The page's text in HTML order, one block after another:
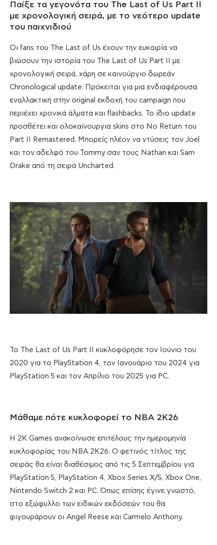
Παίξε τα γεγονότα του The Last of Us Part II
με χρονολογική σειρά, με το νεότερο update
του παιχνιδιού
Οι fans του The Last of Us έχουν την ευκαιρία να
βιώσουν την ιστορία του The Last of Us Part II με
χρονολογική σειρά, χάρη σε καινούργιο δωρεάν
Chronological update. Πρόκειται για μια ενδιαφέρουσα
εναλλακτική στην original εκδοχή του campaign που
περιέχει χρονικά άλματα και flashbacks. Το ίδιο update
προσθέτει και ολοκαίνουργια skins στο No Return του
Part II Remastered. Μπορείς πλέον να ντύσεις τον Joel
και τον αδελφό του Tommy σαν τους Nathan και Sam
Drake από τη σειρά Uncharted.
Το The Last of Us Part II κυκλοφόρησε τον Ιούνιο του
2020 για το PlayStation 4, τον Ιανουάριο του 2024 για
PlayStation 5 και τον Απρίλιο του 2025 για PC.
Μάθαμε πότε κυκλοφορεί το NBA 2K26
Η 2K Games ανακοίνωσε επιτέλους την ημερομηνία
κυκλοφορίας του NBA 2K26. Ο φετινός τίτλος της
σειράς θα είναι διαθέσιμος από τις 5 Σεπτεμβρίου για
PlayStation 5, PlayStation 4, Xbox Series X/S, Xbox One,
Nintendo Switch 2 και PC. Όπως επίσης έγινε γνωστό,
στο εξώφυλλο των ειδικών εκδόσεών του θα
φιγουράρουν οι Angel Reese και Carmelo Anthony.